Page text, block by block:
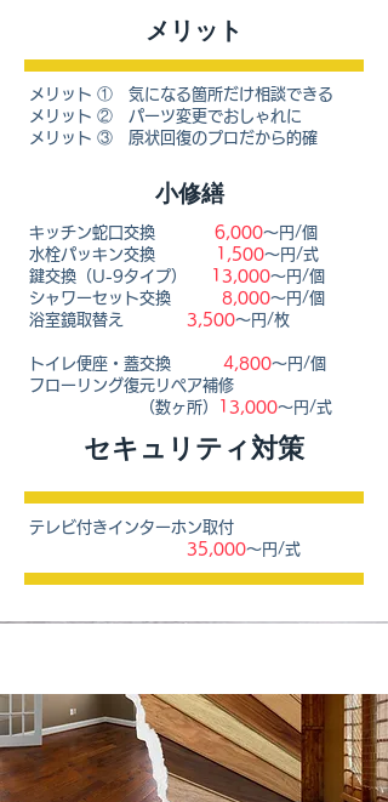
​メリット
メリット ① 気になる箇所だけ相談できる
メリット ② パーツ変更でおしゃれに
メリット ③ 原状回復のプロだから的確
小修繕
キッチン蛇口交換 6,000〜円/個
水栓パッキン交換
1,500〜円/式
鍵交換（U-9タイプ）
13,000〜円/個
シャワーセット交換 8,000〜円/個
浴室鏡取替え
3,500〜円/枚
トイレ便座・蓋交換 4,800〜円/個
フローリング復元リペア補修
（数ヶ所）
13,000〜円/式
セキュリテ ィ対策
テレビ付きインターホン取付
35,000〜円/式